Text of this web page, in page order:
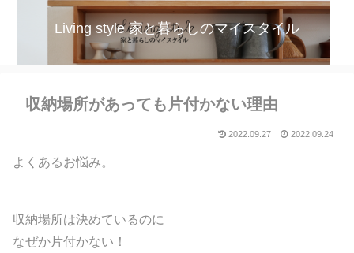
Living style 家と暮らしのマイスタイル
収納場所があっても片付かない理由
2022.09.27 2022.09.24
よくあるお悩み。
収納場所は決めているのに
なぜか片付かない！